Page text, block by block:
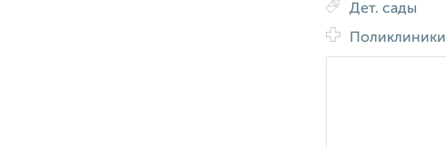
Дет. сады
Поликлиники